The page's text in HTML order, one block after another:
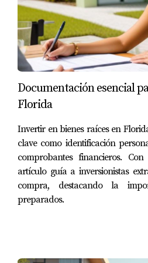
significativos durante el ciclo
utilización de materiales
huella de carbono asociada al
representa un beneficio
CASOS
Proyecto A: Eficiencia
Acción
Un claro ejemplo de
Proyecto EcoVita en Miami.
residencial ha sido diseñado
integral hacia la
Documentación esencial
Florida
Invertir en bienes raíces en
clave como identificación
comprobantes financieros.
artículo guía a inversionistas
compra, destacando la
preparados.